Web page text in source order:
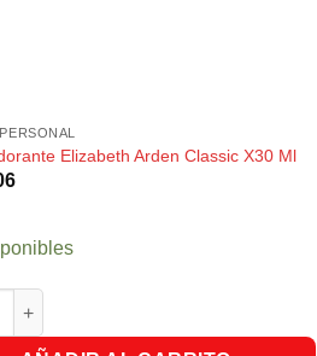
cantidad
Elizabeth Arden Classic X30 Ml
Elizabeth Arden Classic X30 Ml